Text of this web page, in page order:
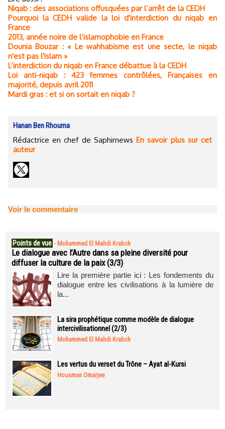
Niqab : des associations offusquées par l’arrêt de la CEDH
Pourquoi la CEDH valide la loi d'interdiction du niqab en
France
2013, année noire de l’islamophobie en France
Dounia Bouzar : « Le wahhabisme est une secte, le niqab
n'est pas l'islam »
L’interdiction du niqab en France débattue à la CEDH
Loi anti-niqab : 423 femmes contrôlées, Françaises en
majorité, depuis avril 2011
Mardi gras : et si on sortait en niqab ?
Hanan Ben Rhouma
Rédactrice en chef de SaphirnewsEn savoir plus sur cet
auteur
Voir le commentaire
Points de vue - Mohammed El Mahdi Krabch
Le dialogue avec l’Autre dans sa pleine diversité pour
diffuser la culture de la paix (3/3)
Lire la première partie ici : Les fondements du
dialogue entre les civilisations à la lumière de
la...
La sira prophétique comme modèle de dialogue
intercivilisationnel (2/3)
Mohammed El Mahdi Krabch
Les vertus du verset du Trône – Ayat al-Kursi
Housman Omarjee